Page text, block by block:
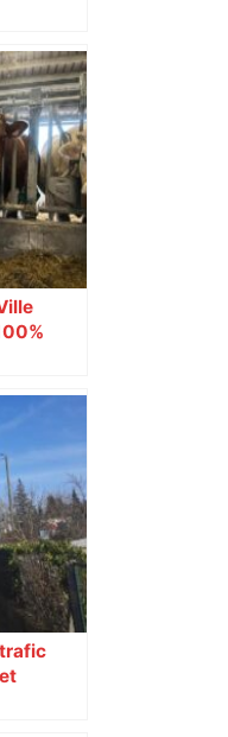
jeu en